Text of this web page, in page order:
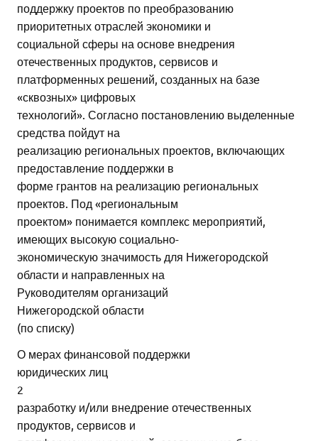
поддержку проектов по преобразованию
приоритетных отраслей экономики и
социальной сферы на основе внедрения
отечественных продуктов, сервисов и
платформенных решений, созданных на базе
«сквозных» цифровых
технологий». Согласно постановлению выделенные
средства пойдут на
реализацию региональных проектов, включающих
предоставление поддержки в
форме грантов на реализацию региональных
проектов. Под «региональным
проектом» понимается комплекс мероприятий,
имеющих высокую социально-
экономическую значимость для Нижегородской
области и направленных на
Руководителям организаций
Нижегородской области
(по списку)
О мерах финансовой поддержки
юридических лиц
2
разработку и/или внедрение отечественных
продуктов, сервисов и